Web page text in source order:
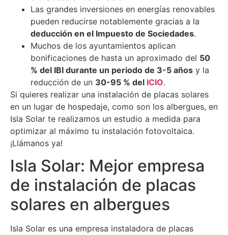
Las grandes inversiones en energías renovables
pueden reducirse notablemente gracias a la
deducción en el Impuesto de Sociedades.
Muchos de los ayuntamientos aplican
bonificaciones de hasta un aproximado del 50
% del IBI durante un periodo de 3-5 años y la
reducción de un 30-95 % del ICIO.
Si quieres realizar una instalación de placas solares
en un lugar de hospedaje, como son los albergues, en
Isla Solar te realizamos un estudio a medida para
optimizar al máximo tu instalación fotovoltaica.
¡Llámanos ya!
Isla Solar: Mejor empresa
de instalación de placas
solares en albergues
Isla Solar es una empresa instaladora de placas